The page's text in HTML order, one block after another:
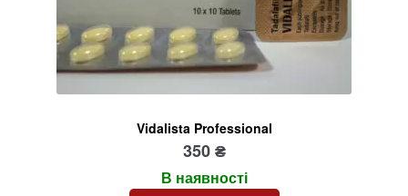
Vidalista Professional
350₴
В наявності